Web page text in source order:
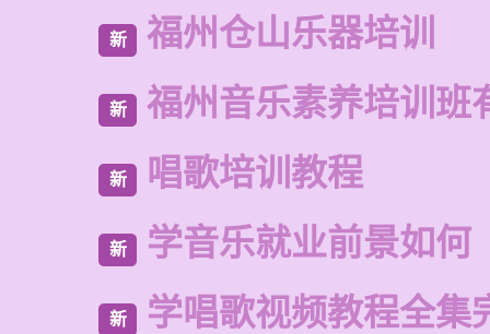
新 福州仓山乐器培训
新 福州音乐素养培训班
新 唱歌培训教程
新 学音乐就业前景如何
新 学唱歌视频教程全集